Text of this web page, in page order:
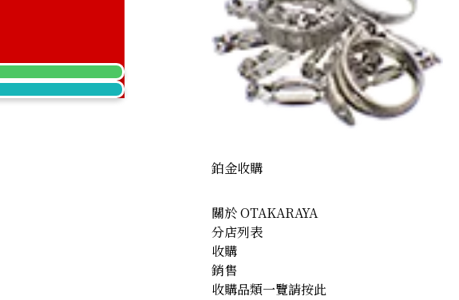
3.2g
參考回收價
HKD 3,331.33
鉑金收購
關於 OTAKARAYA
分店列表
收購
銷售
收購品類一覽請按此